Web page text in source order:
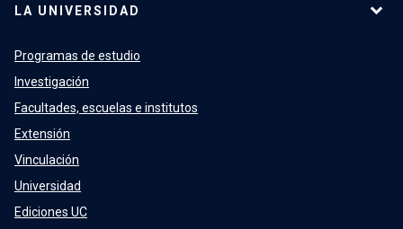
LA UNIVERSIDAD
Programas de estudio
Investigación
Facultades, escuelas e institutos
Extensión
Vinculación
Universidad
Ediciones UC